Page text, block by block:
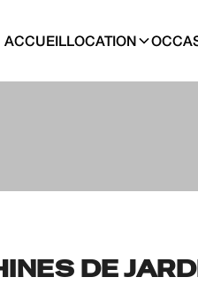
ACCUEILLOCATION
DE